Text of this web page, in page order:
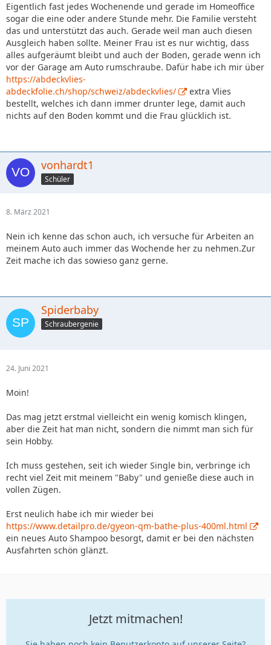
Eigentlich fast jedes Wochenende und gerade im Homeoffice
sogar die eine oder andere Stunde mehr. Die Familie versteht
das und unterstützt das auch. Gerade weil man auch diesen
Ausgleich haben sollte. Meiner Frau ist es nur wichtig, dass
alles aufgeräumt bleibt und auch der Boden, gerade wenn ich
vor der Garage am Auto rumschraube. Dafür habe ich mir über
https://abdeckvlies-
abdeckfolie.ch/shop/schweiz/abdeckvlies/
extra Vlies
bestellt, welches ich dann immer drunter lege, damit auch
nichts auf den Boden kommt und die Frau glücklich ist.
vonhardt1
Schüler
8. März 2021
Nein ich kenne das schon auch, ich versuche für Arbeiten an
meinem Auto auch immer das Wochende her zu nehmen.Zur
Zeit mache ich das sowieso ganz gerne.
Spiderbaby
Schraubergenie
24. Juni 2021
Moin!
Das mag jetzt erstmal vielleicht ein wenig komisch klingen,
aber die Zeit hat man nicht, sondern die nimmt man sich für
sein Hobby.
Ich muss gestehen, seit ich wieder Single bin, verbringe ich
recht viel Zeit mit meinem "Baby" und genieße diese auch in
vollen Zügen.
Erst neulich habe ich mir wieder bei
https://www.detailpro.de/gyeon-qm-bathe-plus-400ml.html
ein neues Auto Shampoo besorgt, damit er bei den nächsten
Ausfahrten schön glänzt.
Jetzt mitmachen!